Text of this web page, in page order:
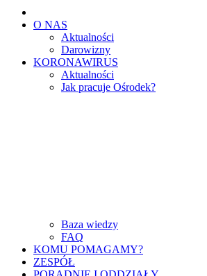
O NAS
Aktualności
Darowizny
KORONAWIRUS
Aktualności
Jak pracuje Ośrodek?
Baza wiedzy
FAQ
KOMU POMAGAMY?
ZESPÓŁ